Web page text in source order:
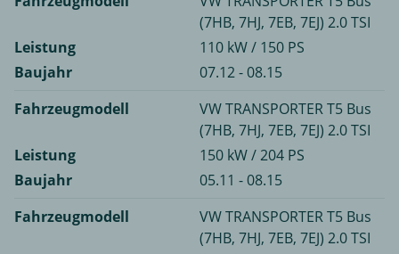
(7HB, 7HJ, 7EB, 7EJ) 2.0 TSI
Leistung
110 kW / 150 PS
Baujahr
07.12 - 08.15
Fahrzeugmodell
VW TRANSPORTER T5 Bus
(7HB, 7HJ, 7EB, 7EJ) 2.0 TSI
Leistung
150 kW / 204 PS
Baujahr
05.11 - 08.15
Fahrzeugmodell
VW TRANSPORTER T5 Bus
(7HB, 7HJ, 7EB, 7EJ) 2.0 TSI